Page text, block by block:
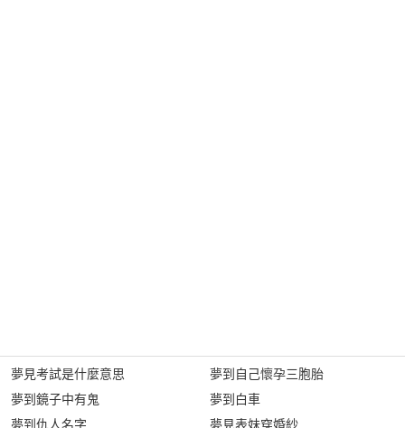
夢見考試是什麼意思
夢到鏡子中有鬼
夢到仇人名字
夢到自己懷孕三胞胎
夢到白車
夢見表妹穿婚紗